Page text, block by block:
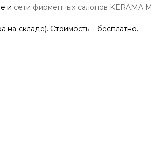
и сети фирменных салонов KERAMA
на складе). Стоимость – бесплатно.